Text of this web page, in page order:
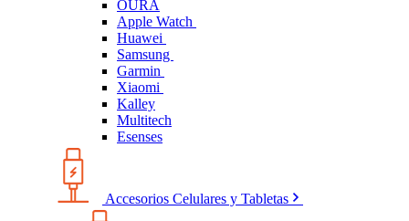
OURA
Apple Watch
Huawei
Samsung
Garmin
Xiaomi
Kalley
Multitech
Esenses
Accesorios Celulares y Tabletas